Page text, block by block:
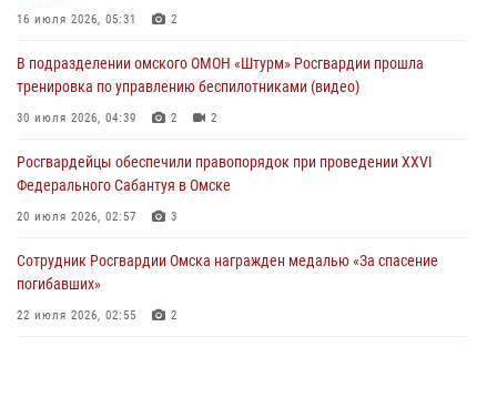
Руси в Омске
При содействии спецназа Росгвардии пресечены нарушения
миграционного законодательства в Омске (видео)
16 июля 2026, 05:31 2
В подразделении омского ОМОН «Штурм» Росгвардии прошла
тренировка по управлению беспилотниками (видео)
30 июля 2026, 04:39 2 2
Росгвардейцы обеcпечили правопорядок при проведении XXVI
Федерального Сабантуя в Омске
20 июля 2026, 02:57 3
Сотрудник Росгвардии Омска награжден медалью «За спасение
погибавших»
22 июля 2026, 02:55 2